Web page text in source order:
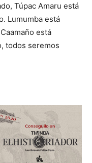
Túpac Amaru está
Lumumba está
está
todos seremos